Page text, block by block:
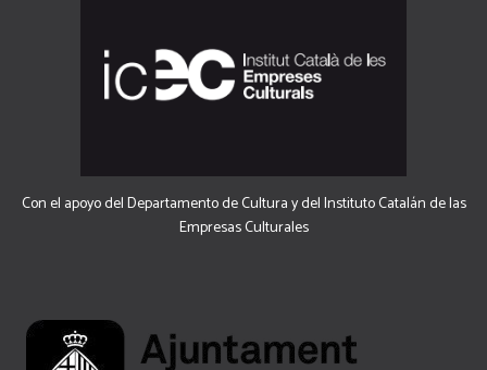
Con el apoyo del Departamento de Cultura y del Instituto Catalán de las
Empresas Culturales